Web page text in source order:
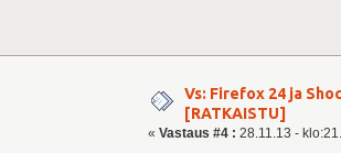
Vs: Firefox 24 ja
[RATKAISTU]
« Vastaus #4 : 28.11.13 -